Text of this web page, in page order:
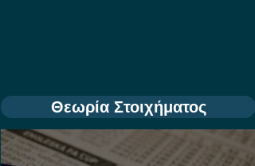
Θεωρία Στοιχήματος